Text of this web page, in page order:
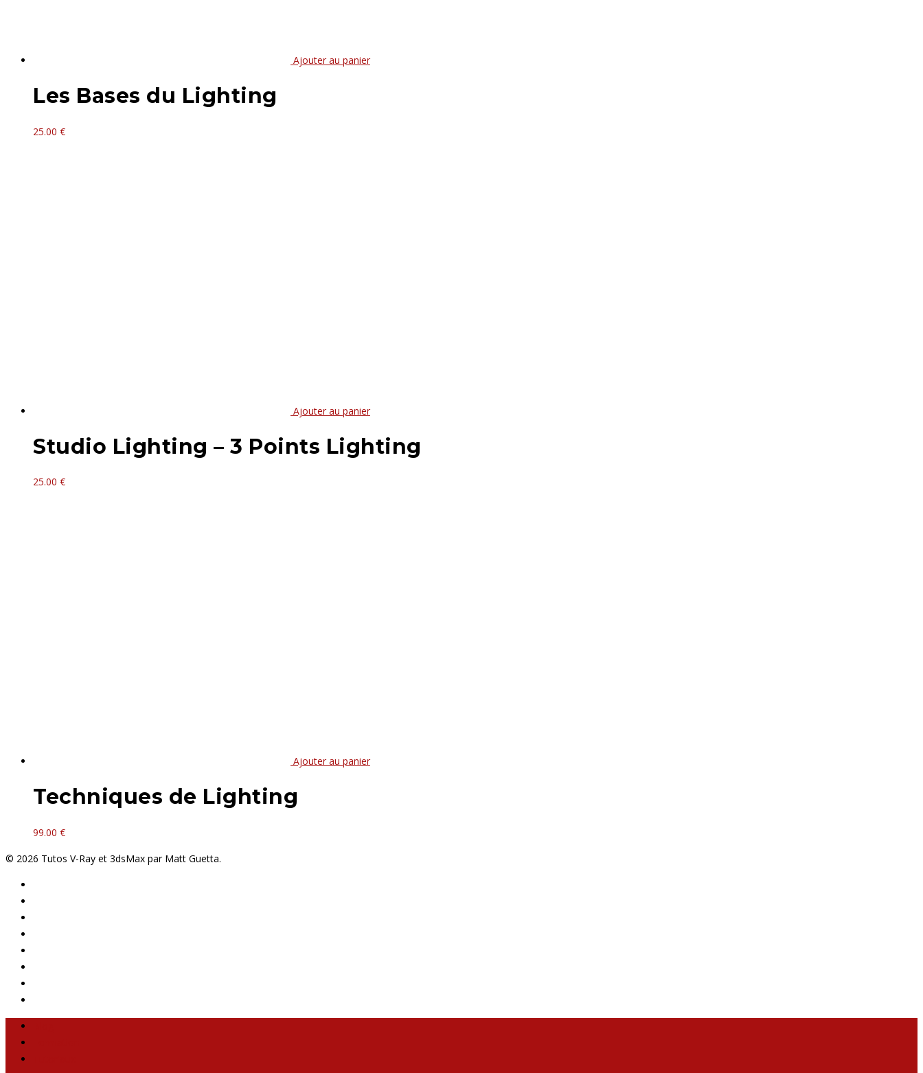
Ajouter au panier
Les Bases du Lighting
25.00 €
Ajouter au panier
Studio Lighting – 3 Points Lighting
25.00 €
Ajouter au panier
Techniques de Lighting
99.00 €
© 2026 Tutos V-Ray et 3dsMax par Matt Guetta.